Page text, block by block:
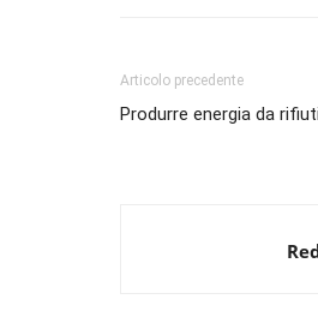
Articolo precedente
Produrre energia da